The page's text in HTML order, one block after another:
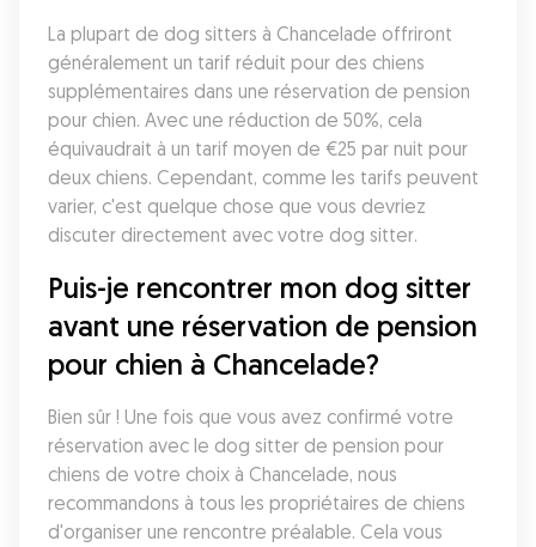
La plupart de dog sitters à Chancelade offriront
généralement un tarif réduit pour des chiens
supplémentaires dans une réservation de pension
pour chien. Avec une réduction de 50%, cela
équivaudrait à un tarif moyen de €25 par nuit pour
deux chiens. Cependant, comme les tarifs peuvent
varier, c'est quelque chose que vous devriez
discuter directement avec votre dog sitter.
Puis-je rencontrer mon dog sitter
avant une réservation de pension
pour chien à Chancelade?
Bien sûr ! Une fois que vous avez confirmé votre
réservation avec le dog sitter de pension pour
chiens de votre choix à Chancelade, nous
recommandons à tous les propriétaires de chiens
d'organiser une rencontre préalable. Cela vous